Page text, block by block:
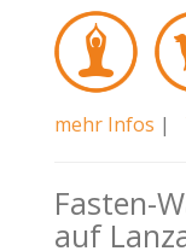
mehr Infos |
Fasten-
auf